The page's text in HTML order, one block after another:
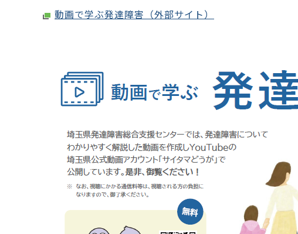
動画で学ぶ発達障害（外部サイト）